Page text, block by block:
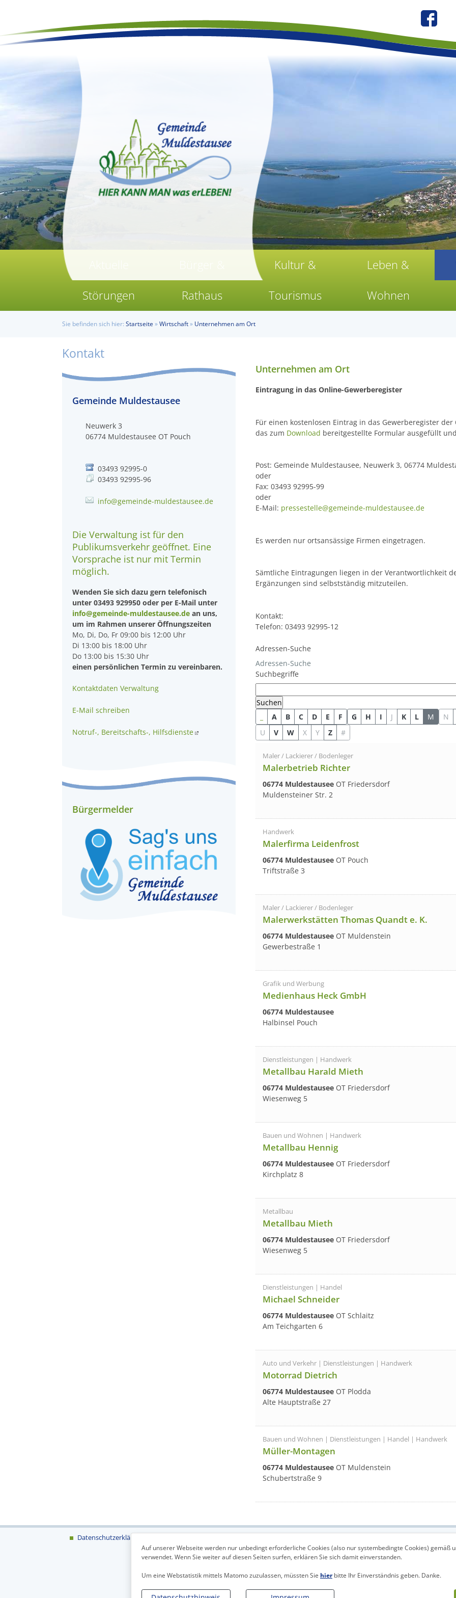
Auf unserer Webseite werden nur unbedingt erforderliche Cookies (also nur systembedingte Cookies) gemäß
verwendet. Wenn Sie weiter auf diesen Seiten surfen, erklären Sie sich damit einverstanden.
Um eine Webstatistik mittels Matomo zuzulassen, müssten Sie hierbitte Ihr Einverständnis geben. Danke.
Störungen Rathaus
Kultur &
Tourismus
Leben &
Wohnen
Sie befinden sich hier: Startseite »Wirtschaft» Unternehmen am Ort
Unternehmen am Ort
Eintragung in das Online-Gewerberegister
Für einen kostenlosen Eintrag in das Gewerberegister
das zum Download bereitgestellte Formular ausgefüllt
Post: Gemeinde Muldestausee, Neuwerk 3, 06774
oder
Fax: 03493 92995-99
oder
E-Mail: pressestelle@gemeinde-muldestausee.de
Es werden nur ortsansässige Firmen eingetragen.
Sämtliche Eintragungen liegen in der Verantwortlichkeit
Ergänzungen sind selbstständig mitzuteilen.
Kontakt:
Telefon: 03493 92995-12
Adressen-Suche
Adressen-Suche
Suchbegriffe
A B C D E F G H I J K L M N
U
V W X Y Z #
Maler / Lackierer / Bodenleger
Malerbetrieb Richter
06774 Muldestausee OT Friedersdorf
Muldensteiner Str. 2
Handwerk
Malerfirma Leidenfrost
06774 Muldestausee OT Pouch
Triftstraße 3
Maler / Lackierer / Bodenleger
Malerwerkstätten Thomas Quandt e. K.
06774 Muldestausee OT Muldenstein
Gewerbestraße 1
Grafik und Werbung
Medienhaus Heck GmbH
06774 Muldestausee
Halbinsel Pouch
Dienstleistungen | Handwerk
Metallbau Harald Mieth
06774 Muldestausee OT Friedersdorf
Wiesenweg 5
Bauen und Wohnen | Handwerk
Metallbau Hennig
06774 Muldestausee OT Friedersdorf
Kirchplatz 8
Metallbau
Metallbau Mieth
06774 Muldestausee OT Friedersdorf
Wiesenweg 5
Dienstleistungen | Handel
Michael Schneider
06774 Muldestausee OT Schlaitz
Am Teichgarten 6
Auto und Verkehr | Dienstleistungen | Handwerk
Motorrad Dietrich
06774 Muldestausee OT Plodda
Alte Hauptstraße 27
Bauen und Wohnen | Dienstleistungen | Handel | Handwerk
Müller-Montagen
06774 Muldestausee OT Muldenstein
Schubertstraße 9
Kontakt
Gemeinde Muldestausee
Neuwerk 3
06774 Muldestausee OT Pouch
03493 92995-0
03493 92995-96
info@gemeinde-muldestausee.de
Die Verwaltung ist für den
Publikumsverkehr geöffnet. Eine
Vorsprache ist nur mit Termin
möglich.
Wenden Sie sich dazu gern telefonisch
unter 03493 929950 oder per E-Mail unter
info@gemeinde-muldestausee.de an uns,
um im Rahmen unserer Öffnungszeiten
Mo, Di, Do, Fr 09:00 bis 12:00 Uhr
Di 13:00 bis 18:00 Uhr
Do 13:00 bis 15:30 Uhr
einen persönlichen Termin zu vereinbaren.
Kontaktdaten Verwaltung
E-Mail schreiben
Notruf-, Bereitschafts-, Hilfsdienste
Bürgermelder
Datenschutzerklärung